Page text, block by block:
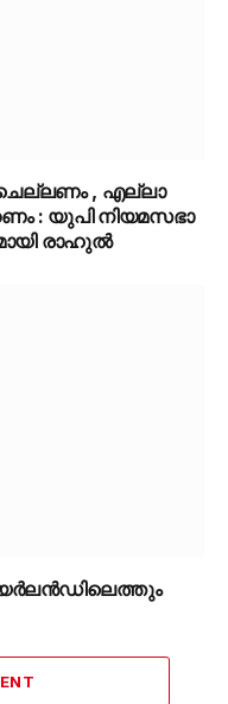
, എല്ലാ
: യുപി നിയമസഭാ
രാഹുൽ